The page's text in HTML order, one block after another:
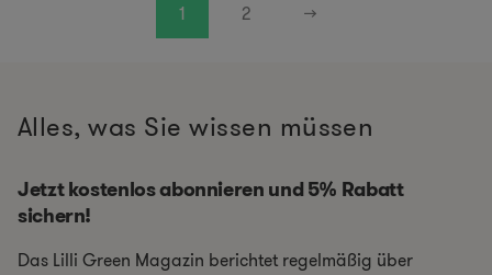
1 2 →
Alles, was Sie wissen müssen
Jetzt kostenlos abonnieren und 5% Rabatt
sichern!
Das Lilli Green Magazin berichtet regelmäßig über